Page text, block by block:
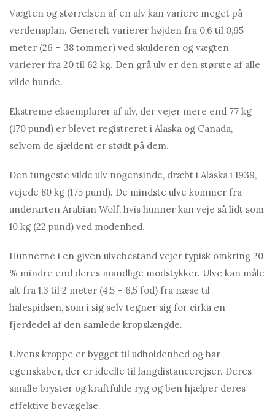
Vægten og størrelsen af ​​en ulv kan variere meget på
verdensplan. Generelt varierer højden fra 0,6 til 0,95
meter (26 – 38 tommer) ved skulderen og vægten
varierer fra 20 til 62 kg. Den grå ulv er den største af alle
vilde hunde.
Ekstreme eksemplarer af ulv, der vejer mere end 77 kg
(170 pund) er blevet registreret i Alaska og Canada,
selvom de sjældent er stødt på dem.
Den tungeste vilde ulv nogensinde, dræbt i Alaska i 1939,
vejede 80 kg (175 pund). De mindste ulve kommer fra
underarten Arabian Wolf, hvis hunner kan veje så lidt som
10 kg (22 pund) ved modenhed.
Hunnerne i en given ulvebestand vejer typisk omkring 20
% mindre end deres mandlige modstykker. Ulve kan måle
alt fra 1,3 til 2 meter (4,5 – 6,5 fod) fra næse til
halespidsen, som i sig selv tegner sig for cirka en
fjerdedel af den samlede kropslængde.
Ulvens kroppe er bygget til udholdenhed og har
egenskaber, der er ideelle til langdistancerejser. Deres
smalle bryster og kraftfulde ryg og ben hjælper deres
effektive bevægelse.